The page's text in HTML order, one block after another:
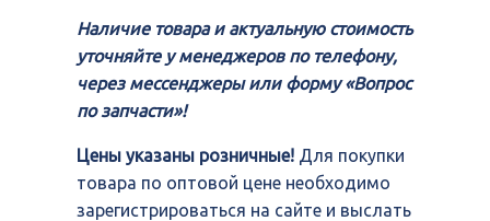
Наличие товара и актуальную стоимость
уточняйте у менеджеров по телефону,
через мессенджеры или форму «Вопрос
по запчасти»!
Цены указаны розничные! Для покупки
товара по оптовой цене необходимо
зарегистрироваться на сайте и выслать